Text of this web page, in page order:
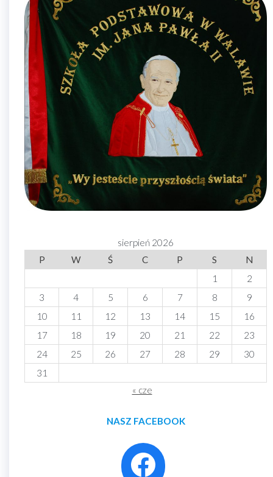
sierpień 2026
P
W Ś C P S
N
1
2
3
4 5 6 7 8
9
10
11 12 13 14 15
16
17
18 19 20 21 22
23
24
25 26 27 28 29
30
31
« cze
NASZ FACEBOOK